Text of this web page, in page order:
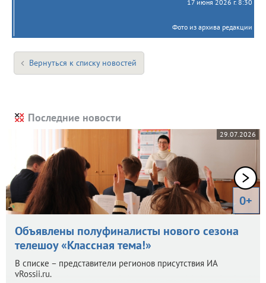
17 июня 2026 г. 8:30
Фото из архива редакции
Вернуться к списку новостей
Последние новости
29.07.2026
0+
Объявлены полуфиналисты нового сезона
телешоу «Классная тема!»
В списке – представители регионов присутствия ИА
vRossii.ru.